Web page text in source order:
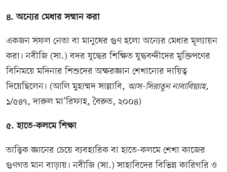
৪. অন্যের মেধার সম্মান করা
একজন সফল নেতা বা মানুষের গুণ হলো অন্যের মেধার মূল্যায়ন
করা। নবীজি (সা.) বদর যুদ্ধের শিক্ষিত যুদ্ধবন্দীদের মুক্তিপণের
বিনিময়ে মদিনার শিশুদের অক্ষরজ্ঞান শেখানোর দায়িত্ব
দিয়েছিলেন। (আলি মুহাম্মদ সাল্লাবি, আস-সিরাতুন নাবাবিয়্যাহ,
১/৫৪৭, দারুল মা’রিফাহ, বৈরুত, ২০০৪)
৫. হাতে-কলমে শিক্ষা
তাত্ত্বিক জ্ঞানের চেয়ে ব্যবহারিক বা হাতে-কলমে শেখা কাজের
গুণগত মান বাড়ায়। নবীজি (সা.) সাহাবিদের বিভিন্ন কারিগরি ও